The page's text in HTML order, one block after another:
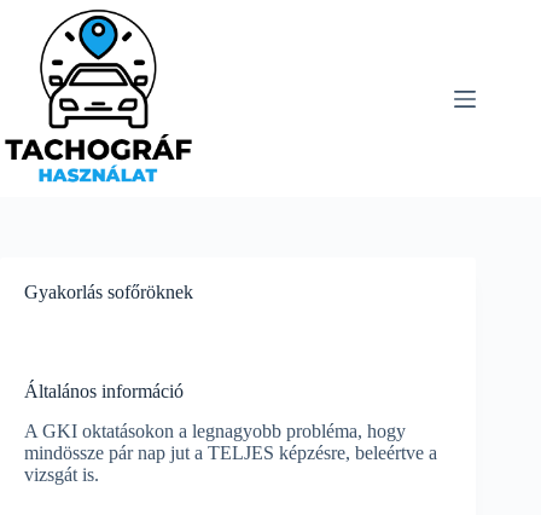
content
Gyakorlás sofőröknek
Általános információ
A GKI oktatásokon a legnagyobb probléma, hogy
mindössze pár nap jut a TELJES képzésre, beleértve a
vizsgát is.